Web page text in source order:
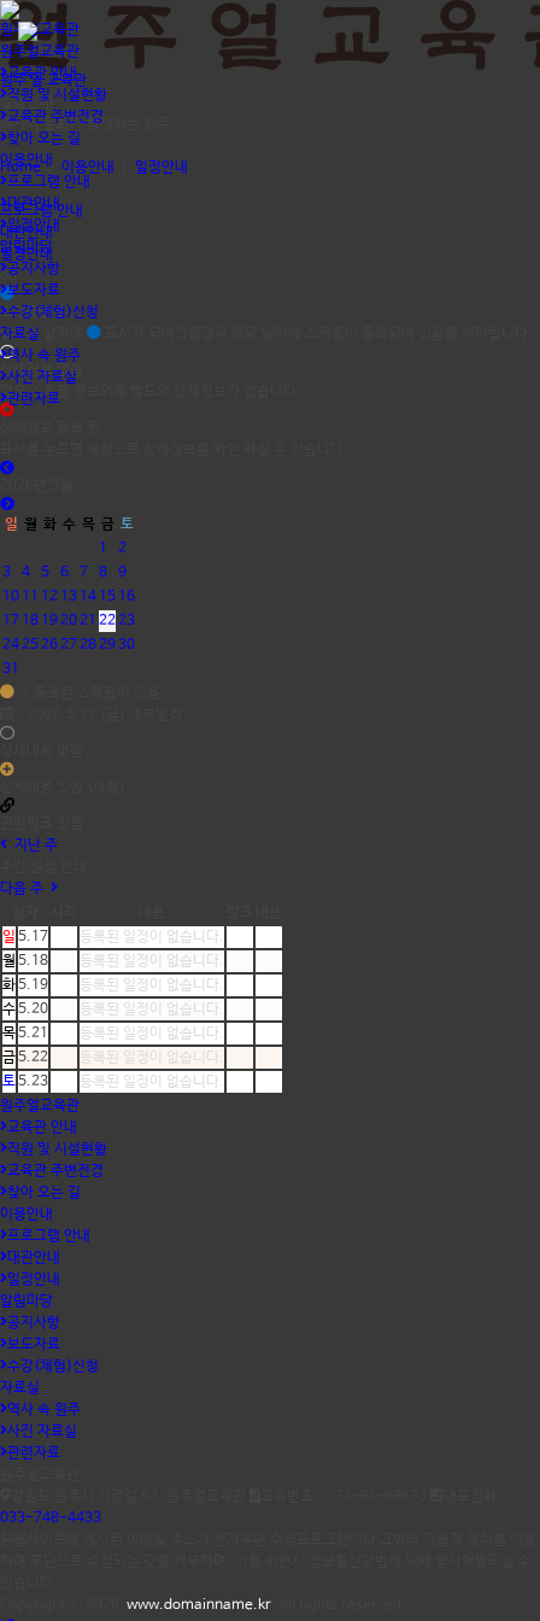
원주얼교육관
원주얼교육관
교육관 안내
직원 및 시설현황
교육관 주변전경
찾아 오는 길
이용안내
프로그램 안내
대관안내
일정안내
알림마당
공지사항
보도자료
수강(체험)신청
자료실
역사 속 원주
사진 자료실
관련자료
원주 얼 교육관
일정안내
역사와 문화가 함께하는 원주
Home> 이용안내 일정안내
프로그램 안내
대관안내
일정안내
dd
스케쥴등록
달력의 날짜에
상세정보 없음
짧은 스케쥴 정보외에 별도의 상세정보가 없습니다.
일 월 화 수 목 금 토
1
2
3
4 5 6 7 8
9
10 11 12 13 14 15 16
17 18 192021 2223
24252627 282930
31
지난 주
다음 주
일 5.17
등록된 일정이 없습니다.
월 5.18
등록된 일정이 없습니다.
화5.19
등록된 일정이 없습니다.
수5.20
등록된 일정이 없습니다.
목5.21
등록된 일정이 없습니다.
금5.22
등록된 일정이 없습니다.
토5.23
등록된 일정이 없습니다.
원주얼교육관
교육관 안내
직원 및 시설현황
교육관 주변전경
찾아 오는 길
이용안내
프로그램 안내
대관안내
일정안내
알림마당
공지사항
보도자료
수강(체험)신청
자료실
역사 속 원주
사진 자료실
관련자료
033-748-4433
www.domainname.kr